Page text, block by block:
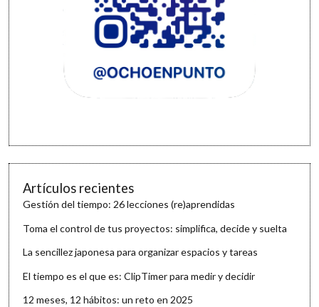
Artículos recientes
Gestión del tiempo: 26 lecciones (re)aprendidas
Toma el control de tus proyectos: simplifica, decide y suelta
La sencillez japonesa para organizar espacios y tareas
El tiempo es el que es: ClipTimer para medir y decidir
12 meses, 12 hábitos: un reto en 2025